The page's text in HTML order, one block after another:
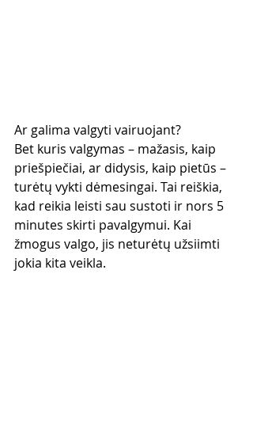
Ar galima valgyti vairuojant?
Bet kuris valgymas – mažasis, kaip
priešpiečiai, ar didysis, kaip pietūs –
turėtų vykti dėmesingai. Tai reiškia,
kad reikia leisti sau sustoti ir nors 5
minutes skirti pavalgymui. Kai
žmogus valgo, jis neturėtų užsiimti
jokia kita veikla.